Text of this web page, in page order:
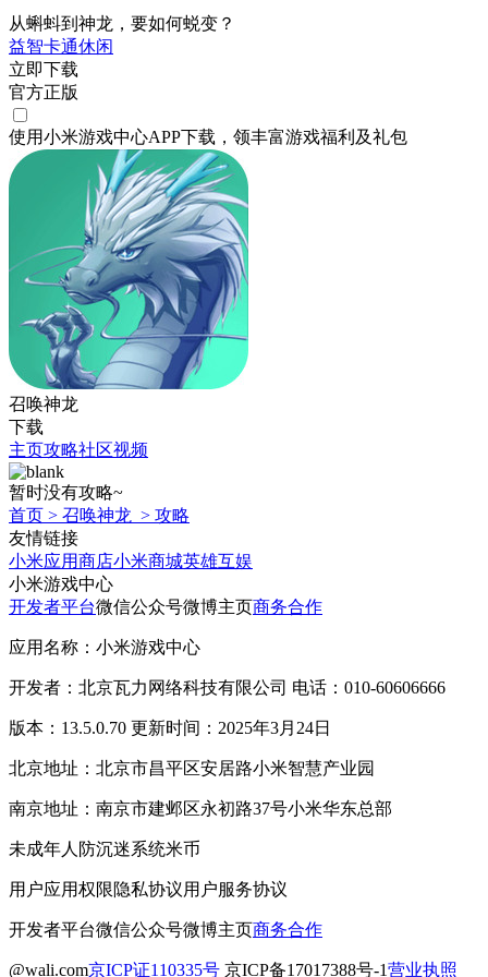
从蝌蚪到神龙，要如何蜕变？
益智卡通休闲
立即下载
官方正版
使用小米游戏中心APP下载 ，领丰富游戏福利 及礼包
召唤神龙
下载
主页攻略社区视频
暂时没有攻略~
首页 > 召唤神龙 > 攻略
友情链接
小米应用商店小米商城英雄互娱
小米游戏中心
开发者平台微信公众号微博主页商务合作
应用名称：小米游戏中心
开发者：北京瓦力网络科技有限公司 电话：010-60606666
版本：13.5.0.70 更新时间：2025年3月24日
北京地址：北京市昌平区安居路小米智慧产业园
南京地址：南京市建邺区永初路37号小米华东总部
未成年人防沉迷系统米币
用户应用权限隐私协议用户服务协议
开发者平台微信公众号微博主页商务合作
@wali.com京ICP证110335号 京ICP备17017388号-1营业执照